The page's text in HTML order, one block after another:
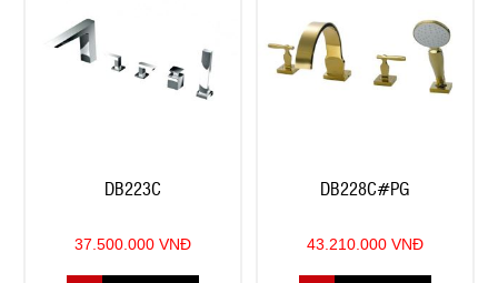
DB223C
37.500.000 VNĐ
DB228C#PG
43.210.000 VNĐ